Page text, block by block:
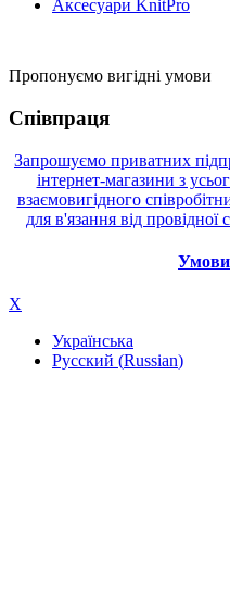
Аксесуари KnitPro
Пропонуємо вигідні умови
Співпраця
Запрошуємо приватних
інтернет-магазини з
взаємовигідного
для в'язання від провідної
Умови
X
Українська
Русский (Russian)